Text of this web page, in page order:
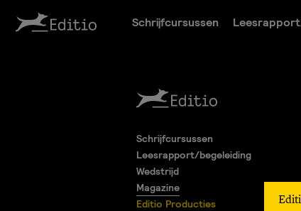
Schrijfcursussen
Schrijfcursussen
Leesrapport/begeleiding
Wedstrijd
Magazine
Editio Producties